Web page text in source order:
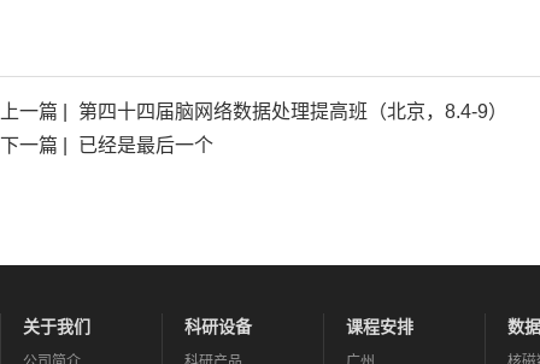
上一篇 |
第四十四届脑网络数据处理提高班（北京，8.4-9）
下一篇 |
已经是最后一个
关于我们 科研设备 课程安排 数